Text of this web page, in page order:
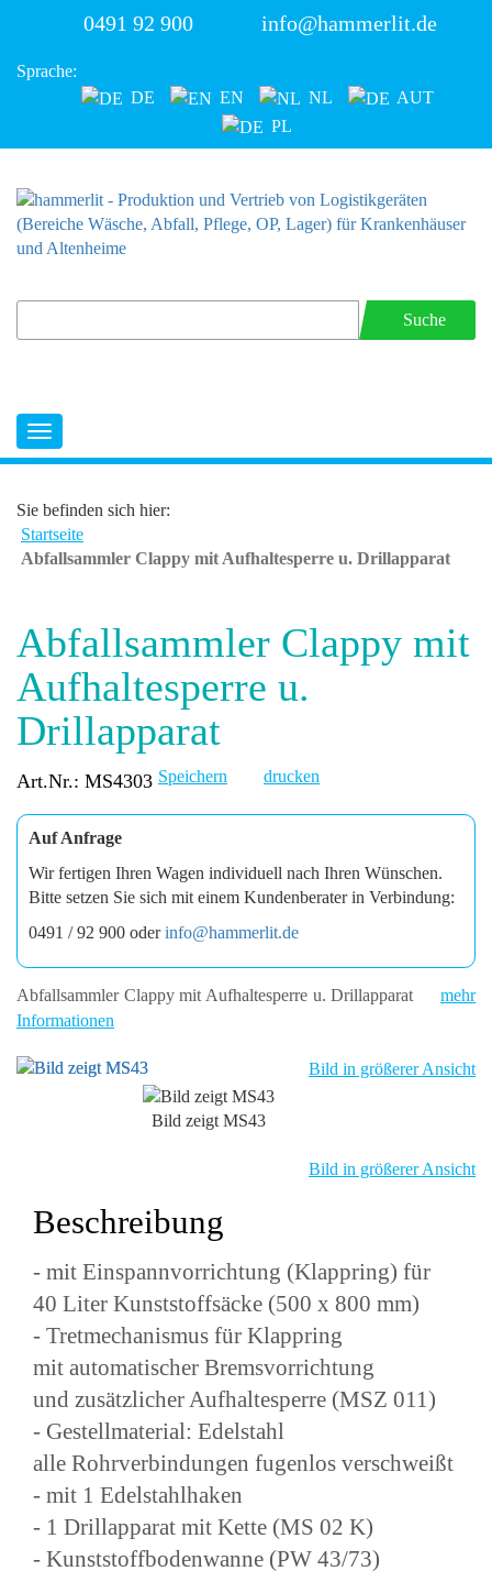
0491 92 900 info@hammerlit.de
Sprache:
DE
EN NL
AUT
PL
Suche
Sie befinden sich hier:
Startseite
Abfallsammler Clappy mit Aufhaltesperre u. Drillapparat
Abfallsammler Clappy mit
Aufhaltesperre u.
Drillapparat
Art.Nr.: MS4303 Speichern drucken
Auf Anfrage
Wir fertigen Ihren Wagen individuell nach Ihren Wünschen.
Bitte setzen Sie sich mit einem Kundenberater in Verbindung:
0491 / 92 900 oderinfo@hammerlit.de
Abfallsammler Clappy mit Aufhaltesperre u. Drillapparat
mehr
Informationen
Bild in größerer Ansicht
Bild zeigt MS43
Bild in größerer Ansicht
Beschreibung
- mit Einspannvorrichtung (Klappring) für
40 Liter Kunststoffsäcke (500 x 800 mm)
- Tretmechanismus für Klappring
mit automatischer Bremsvorrichtung
und zusätzlicher Aufhaltesperre (MSZ 011)
- Gestellmaterial: Edelstahl
alle Rohrverbindungen fugenlos verschweißt
- mit 1 Edelstahlhaken
- 1 Drillapparat mit Kette (MS 02 K)
- Kunststoffbodenwanne (PW 43/73)